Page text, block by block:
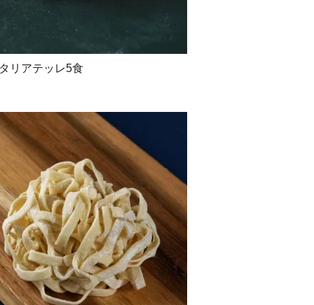
リアテッレ5食